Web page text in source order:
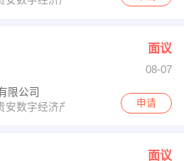
面议
08-07
限公司
安数字经济产业园
申请
面议